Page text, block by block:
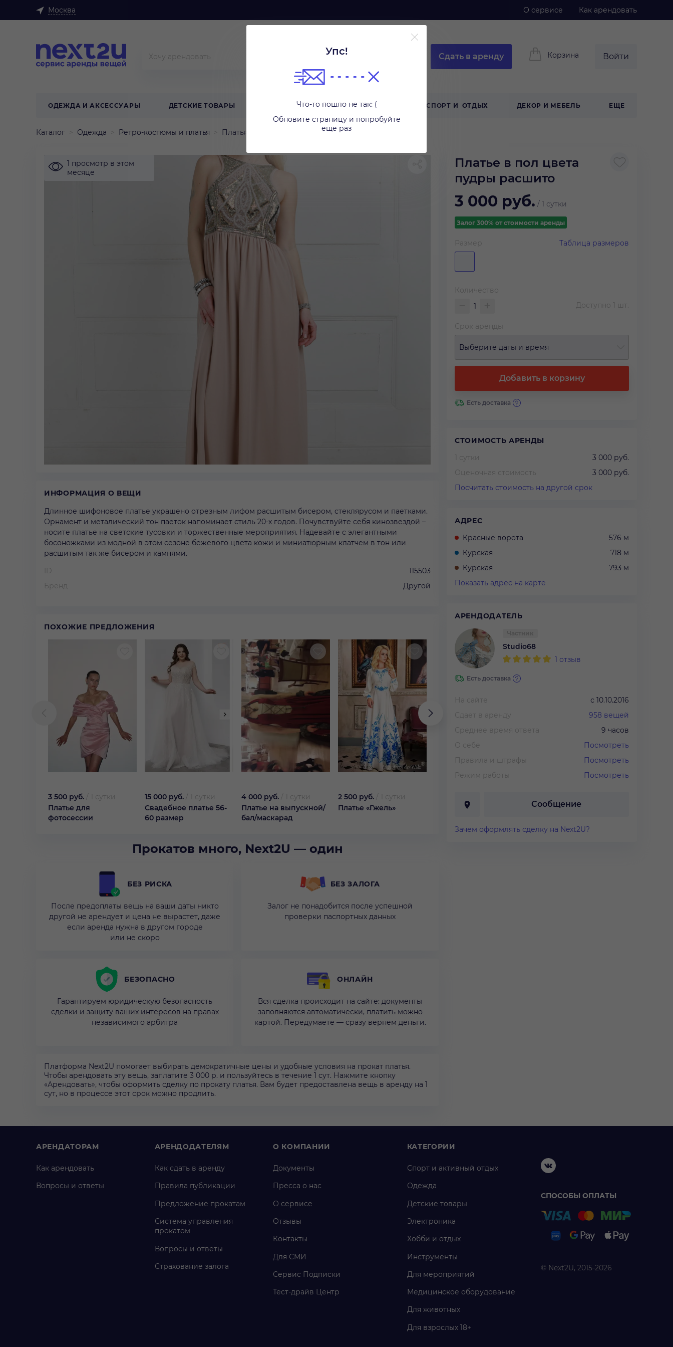
Москва О сервисе Как арендовать
Сдать в аренду Корзина Войти
ОДЕЖДА И АКСЕССУАРЫ ДЕТСКИЕ ТОВАРЫ ТЕХНИКА ДЛЯ ДОМА ТУРИЗМ СПОРТ И ОТДЫХ ДЕКОР И МЕБЕЛЬ ЕЩЕ
Упс!
Что-то пошло не так: (
Обновите страницу и попробуйте
еще раз
Каталог Одежда Ретро-костюмы и платья Платья
1 просмотр в этом
месяце
ИНФОРМАЦИЯ О ВЕЩИ
Длинное шифоновое платье украшено отрезным лифом расшитым бисером, стеклярусом и паетками.
Орнамент и металический тон паеток напоминает стиль 20-х годов. Почувствуйте себя кинозвездой –
носите платье на светские тусовки и торжественные мероприятия. Надевайте с элегантными
босоножками из модной в этом сезоне бежевого цвета кожи и миниатюрным клатчем в тон или
расшитым так же бисером и камнями.
ID
115503
Бренд
Другой
ПОХОЖИЕ ПРЕДЛОЖЕНИЯ
3 500 руб.
1 сутки
Платье для
фотосессии
15 000 руб.
1 сутки
Свадебное платье 56-
60 размер
4 000 руб.
1 сутки
Платье на выпускной/
бал/маскарад
2 500 руб.
1 сутки
Платье «Гжель»
Гэтсби чикаго бурлеск
Стиляги
Прокатов много, Next2U — один
БЕЗ РИСКА
После предоплаты вещь на ваши даты никто
другой не арендует и цена не вырастет, даже
если аренда нужна в другом городе
или не скоро
БЕЗ ЗАЛОГА
Залог не понадобится после успешной
проверки паспортных данных
БЕЗОПАСНО
Гарантируем юридическую безопасность
сделки и защиту ваших интересов на правах
независимого арбитра
ОНЛАЙН
Вся сделка происходит на сайте: документы
заполняются автоматически, платить можно
картой. Передумаете — сразу вернем деньги.
Платформа Next2U помогает выбирать демократичные цены и удобные условия на прокат платья.
Чтобы арендовать эту вещь, заплатите 3 000 р. и пользуйтесь в течение 1 сут. Нажмите кнопку
«Арендовать», чтобы оформить сделку по прокату платья. Вам будет предоставлена вещь в аренду на 1
сут, но в процессе этот срок можно продлить.
Платье в пол цвета
пудры расшито
3 000 руб. / 1 сутки
Залог 300% от стоимости аренды
Таблица размеров
Размер
Количество
Доступно 1 шт.
Срок аренды
Выберите даты и время
Добавить в корзину
Есть доставка
СТОИМОСТЬ АРЕНДЫ
1 сутки
3 000 руб.
Оценочная стоимость
3 000 руб.
Посчитать стоимость на другой срок
АДРЕС
Красные ворота
576 м
Курская
718 м
Курская
793 м
Показать адрес на карте
АРЕНДОДАТЕЛЬ
Studio68
1 отзыв
Есть доставка
На сайте с 10.10.2016
Сдает в аренду
958 вещей
Среднее время ответа
9 часов
О себе
Посмотреть
Правила и штрафы
Посмотреть
Режим работы
Посмотреть
Сообщение
Зачем оформлять сделку на Next2U?
АРЕНДАТОРАМ
Как арендовать
Вопросы и ответы
АРЕНДОДАТЕЛЯМ
Как сдать в аренду
Правила публикации
Предложение прокатам
Система управления
прокатом
Вопросы и ответы
Страхование залога
О КОМПАНИИ
Документы
Пресса о нас
О сервисе
Отзывы
Контакты
Для СМИ
Сервис Подписки
Тест-драйв Центр
КАТЕГОРИИ
Спорт и активный отдых
Одежда
Детские товары
Электроника
Хобби и отдых
Инструменты
Для мероприятий
Медицинское оборудование
Для животных
Для взрослых 18+
СПОСОБЫ ОПЛАТЫ
© Next2U, 2015-2026